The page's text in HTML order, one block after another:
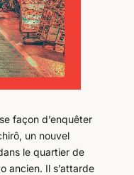
façon d’enquêter
un nouvel
le quartier de
ancien. Il s’attarde